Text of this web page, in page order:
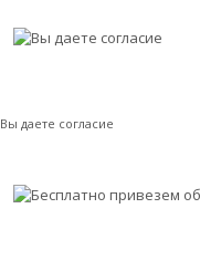
Вы даете согласие